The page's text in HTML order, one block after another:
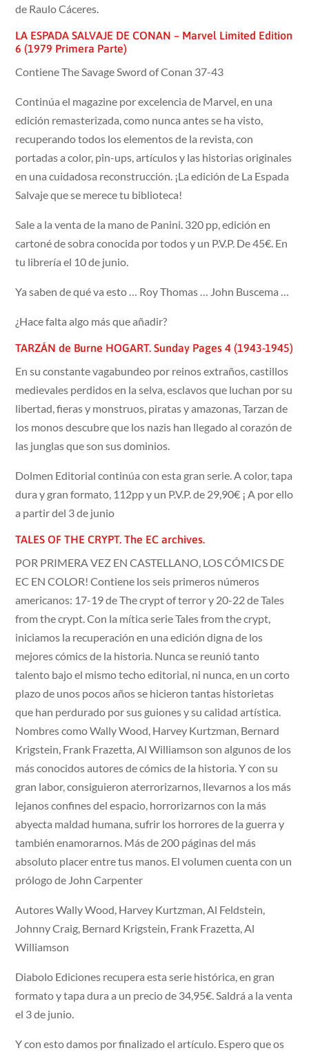
de Raulo Cáceres.
LA ESPADA SALVAJE DE CONAN – Marvel Limited Edition
6 (1979 Primera Parte)
Contiene The Savage Sword of Conan 37-43
Continúa el magazine por excelencia de Marvel, en una
edición remasterizada, como nunca antes se ha visto,
recuperando todos los elementos de la revista, con
portadas a color, pin-ups, artículos y las historias originales
en una cuidadosa reconstrucción. ¡La edición de La Espada
Salvaje que se merece tu biblioteca!
Sale a la venta de la mano de Panini. 320 pp, edición en
cartoné de sobra conocida por todos y un P.V.P. De 45€. En
tu librería el 10 de junio.
Ya saben de qué va esto … Roy Thomas … John Buscema …
¿Hace falta algo más que añadir?
TARZÁN de Burne HOGART. Sunday Pages 4 (1943-1945)
En su constante vagabundeo por reinos extraños, castillos
medievales perdidos en la selva, esclavos que luchan por su
libertad, fieras y monstruos, piratas y amazonas, Tarzan de
los monos descubre que los nazis han llegado al corazón de
las junglas que son sus dominios.
Dolmen Editorial continúa con esta gran serie. A color, tapa
dura y gran formato, 112pp y un P.V.P. de 29,90€ ¡ A por ello
a partir del 3 de junio
TALES OF THE CRYPT. The EC archives.
POR PRIMERA VEZ EN CASTELLANO, LOS CÓMICS DE
EC EN COLOR! Contiene los seis primeros números
americanos: 17-19 de The crypt of terror y 20-22 de Tales
from the crypt. Con la mítica serie Tales from the crypt,
iniciamos la recuperación en una edición digna de los
mejores cómics de la historia. Nunca se reunió tanto
talento bajo el mismo techo editorial, ni nunca, en un corto
plazo de unos pocos años se hicieron tantas historietas
que han perdurado por sus guiones y su calidad artística.
Nombres como Wally Wood, Harvey Kurtzman, Bernard
Krigstein, Frank Frazetta, Al Williamson son algunos de los
más conocidos autores de cómics de la historia. Y con su
gran labor, consiguieron aterrorizarnos, llevarnos a los más
lejanos confines del espacio, horrorizarnos con la más
abyecta maldad humana, sufrir los horrores de la guerra y
también enamorarnos. Más de 200 páginas del más
absoluto placer entre tus manos. El volumen cuenta con un
prólogo de John Carpenter
Autores Wally Wood, Harvey Kurtzman, Al Feldstein,
Johnny Craig, Bernard Krigstein, Frank Frazetta, Al
Williamson
Diabolo Ediciones recupera esta serie histórica, en gran
formato y tapa dura a un precio de 34,95€. Saldrá a la venta
el 3 de junio.
Y con esto damos por finalizado el artículo. Espero que os